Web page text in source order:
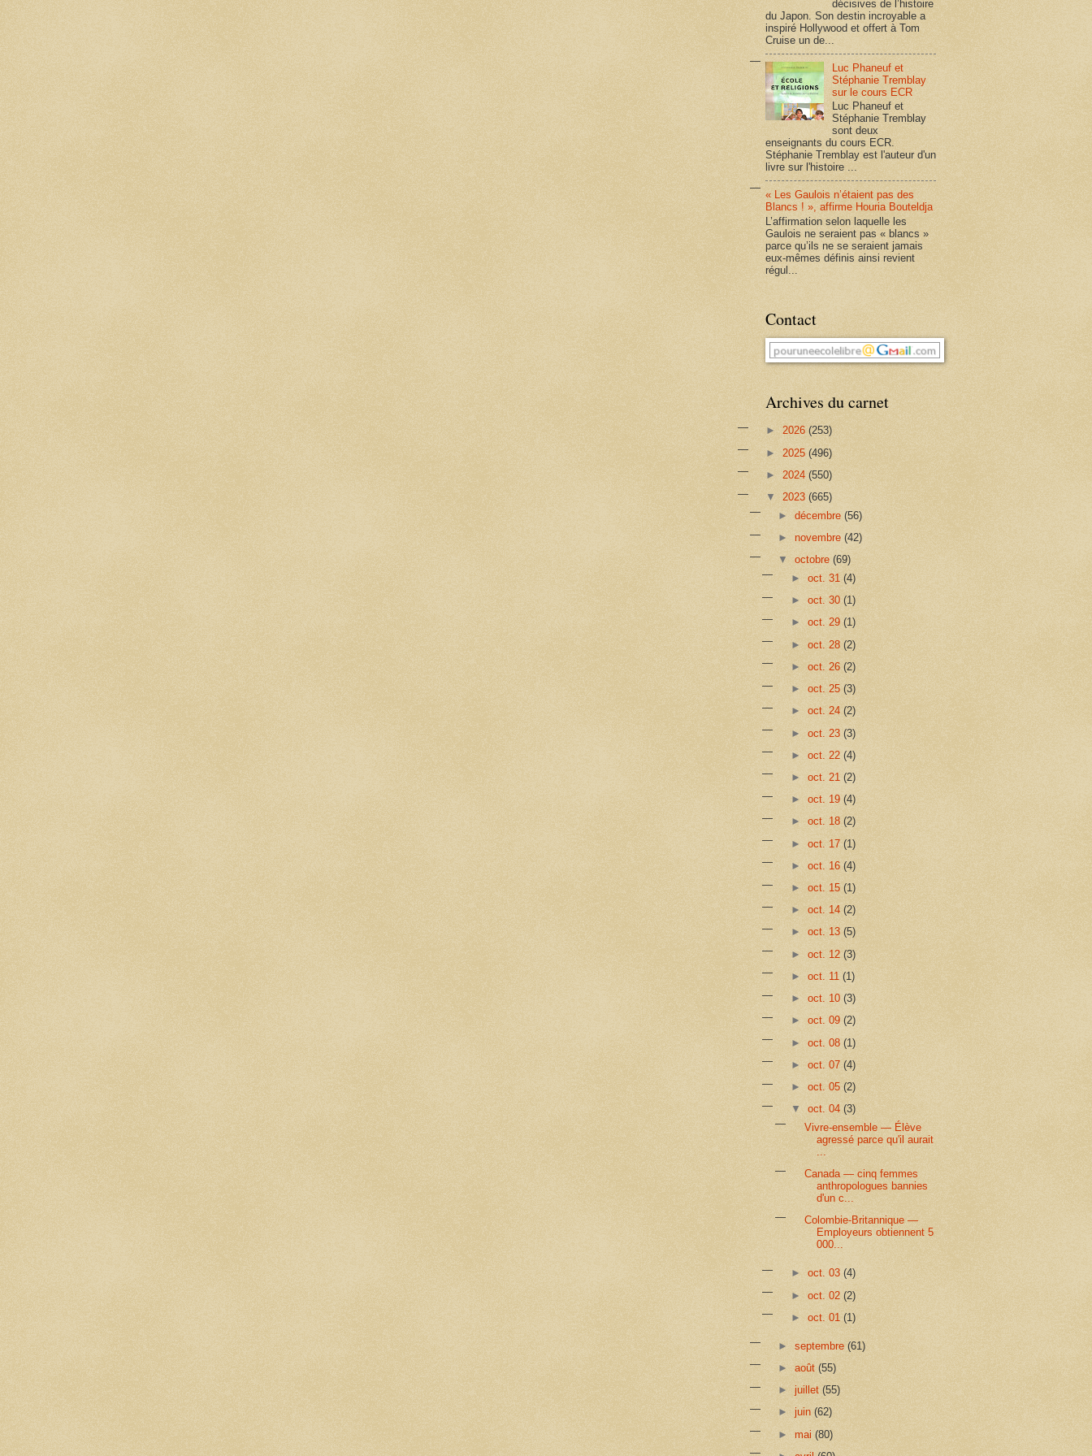
décisives de l’histoire
du Japon. Son destin incroyable a
inspiré Hollywood et offert à Tom
Cruise un de...
Luc Phaneuf et
Stéphanie Tremblay
sur le cours ECR
Luc Phaneuf et
Stéphanie Tremblay
sont deux
enseignants du cours ECR.
Stéphanie Tremblay est l'auteur d'un
livre sur l'histoire ...
« Les Gaulois n’étaient pas des
Blancs ! », affirme Houria Bouteldja
L’affirmation selon laquelle les
Gaulois ne seraient pas « blancs »
parce qu’ils ne se seraient jamais
eux-mêmes définis ainsi revient
régul...
Contact
Archives du carnet
► 2026 (253)
► 2025 (496)
► 2024 (550)
▼ 2023 (665)
►décembre(56)
►novembre(42)
▼octobre(69)
► oct. 31 (4)
► oct. 30 (1)
► oct. 29 (1)
► oct. 28 (2)
► oct. 26 (2)
► oct. 25 (3)
► oct. 24 (2)
► oct. 23 (3)
► oct. 22 (4)
► oct. 21 (2)
► oct. 19 (4)
► oct. 18 (2)
► oct. 17 (1)
► oct. 16 (4)
► oct. 15 (1)
► oct. 14 (2)
► oct. 13 (5)
► oct. 12 (3)
► oct. 11 (1)
► oct. 10 (3)
► oct. 09 (2)
► oct. 08 (1)
► oct. 07 (4)
► oct. 05 (2)
▼ oct. 04 (3)
Vivre-ensemble — Élève
agressé parce qu'il aurait
Canada — cinq femmes
anthropologues bannies
d'un c...
Colombie-Britannique —
Employeurs obtiennent 5
000...
► oct. 03 (4)
► oct. 02 (2)
► oct. 01 (1)
►septembre(61)
►août(55)
►juillet(55)
► juin(62)
►mai(80)